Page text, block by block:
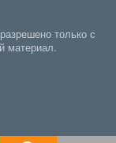
только с
материал.